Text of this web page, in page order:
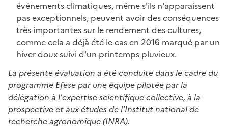
événements climatiques, même s'ils n'apparaissent
pas exceptionnels, peuvent avoir des conséquences
très importantes sur le rendement des cultures,
comme cela a déjà été le cas en 2016 marqué par un
hiver doux suivi d'un printemps pluvieux.
La présente évaluation a été conduite dans le cadre du
programme Efese par une équipe pilotée par la
délégation à l'expertise scientifique collective, à la
prospective et aux études de l'Institut national de
recherche agronomique (INRA).